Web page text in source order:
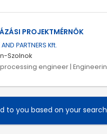
PROJEKTMÉRNÖK
AND PARTNERS Kft.
Szolnok
engineer |
to you based on your